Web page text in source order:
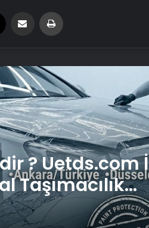
Email'den paylaş
Güvenli Araç